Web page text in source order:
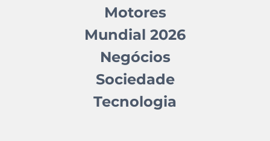
Motores
Mundial 2026
Negócios
Sociedade
Tecnologia